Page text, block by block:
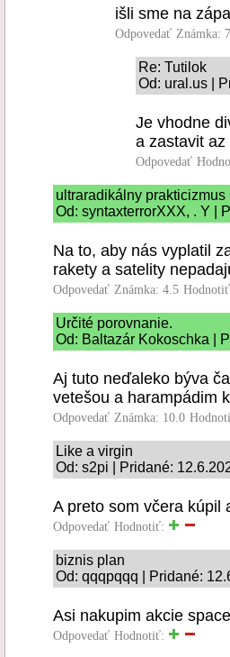
išli sme na
Odpovedať Známka:
Re: Tutilok
Od: ural.us |
Je vhodne
a zastavit
Odpovedať
ultraradikálny prakticizmus
Od: syntaxterrorXXX, . Y |
Na to, aby nás vyplatil
rakety a satelity
Odpovedať Známka: 4.5
Určité porovnanie.
Od: Baltazár Kokoschka |
Aj tuto neďaleko býva
vetešou a harampádim
Odpovedať Známka: 10.0
Like a virgin
Od: s2pi | Pridané:
A preto som včera kúpil
Odpovedať Hodnotiť:
biznis plan
Od: qqqpqqq | Pridané:
Asi nakupim akcie
Odpovedať Hodnotiť: